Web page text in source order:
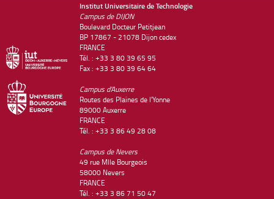
Institut Universitaire de Technologie
Campus de DIJON
Boulevard Docteur Petitjean
BP 17867 - 21078 Dijon cedex
FRANCE
Tél. : +33 3 80 39 65 95
Fax : +33 3 80 39 64 64
Campus d'Auxerre
Routes des Plaines de l'Yonne
89000 Auxerre
FRANCE
Tél. : +33 3 86 49 28 08
Campus de Nevers
49 rue Mlle Bourgeois
58000 Nevers
FRANCE
Tél. : +33 3 86 71 50 47